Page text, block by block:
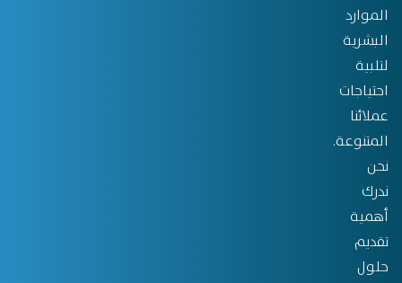
الموارد
البشرية
لتلبية
احتياجات
عملائنا
المتنوعة.
نحن
ندرك
أهمية
تقديم
حلول